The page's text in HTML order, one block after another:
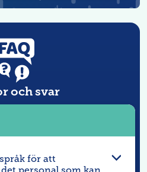
och svar
för att
personal som kan